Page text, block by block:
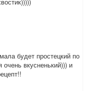
будет простецкий по
очень вкусненький))) и